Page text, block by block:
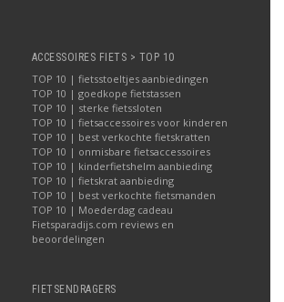
ACCESSOIRES FIETS > TOP 10
TOP 10 | fietsstoeltjes aanbiedingen
TOP 10 | goedkope fietstassen
TOP 10 | sterke fietssloten
TOP 10 | fietsaccessoires voor kinderen
TOP 10 | best verkochte fietskratten
TOP 10 | onmisbare fietsaccessoires
TOP 10 | kinderfietshelm aanbieding
TOP 10 | fietskrat aanbieding
TOP 10 | best verkochte fietsmanden
TOP 10 | Moederdag cadeau
Fietsparadijs.com reviews en
beoordelingen
FIETSENDRAGERS